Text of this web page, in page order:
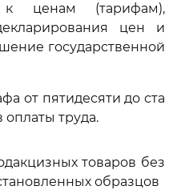
к ценам (тарифам),
цен и
государственной
от пятидесяти до ста
труда.
товаров без
образцов